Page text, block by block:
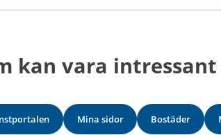
kan vara
Mina sidor Bostäder